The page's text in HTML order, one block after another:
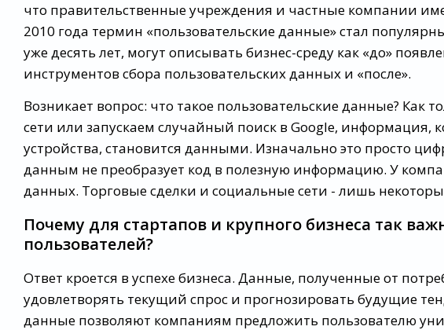
что правительственные учреждения и частные компании
2010 года термин «пользовательские данные» стал
уже десять лет, могут описывать бизнес-среду как «до»
инструментов сбора пользовательских данных и «после».
Возникает вопрос: что такое пользовательские данные?
сети или запускаем случайный поиск в Google,
устройства, становится данными. Изначально это просто
данным не преобразует код в полезную информацию. У
данных. Торговые сделки и социальные сети - лишь
Почему для стартапов и крупного бизнеса так
пользователей?
Ответ кроется в успехе бизнеса. Данные, полученные от
удовлетворять текущий спрос и прогнозировать будущие
данные позволяют компаниям предложить пользователю